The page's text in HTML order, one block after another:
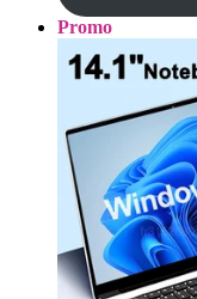
PromoProduit
promotion